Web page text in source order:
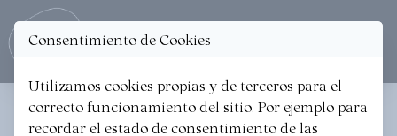
< Volver a las noticias
Consentimiento de Cookies
Utilizamos cookies propias y de terceros para el
correcto funcionamiento del sitio. Por ejemplo para
recordar el estado de consentimiento de las